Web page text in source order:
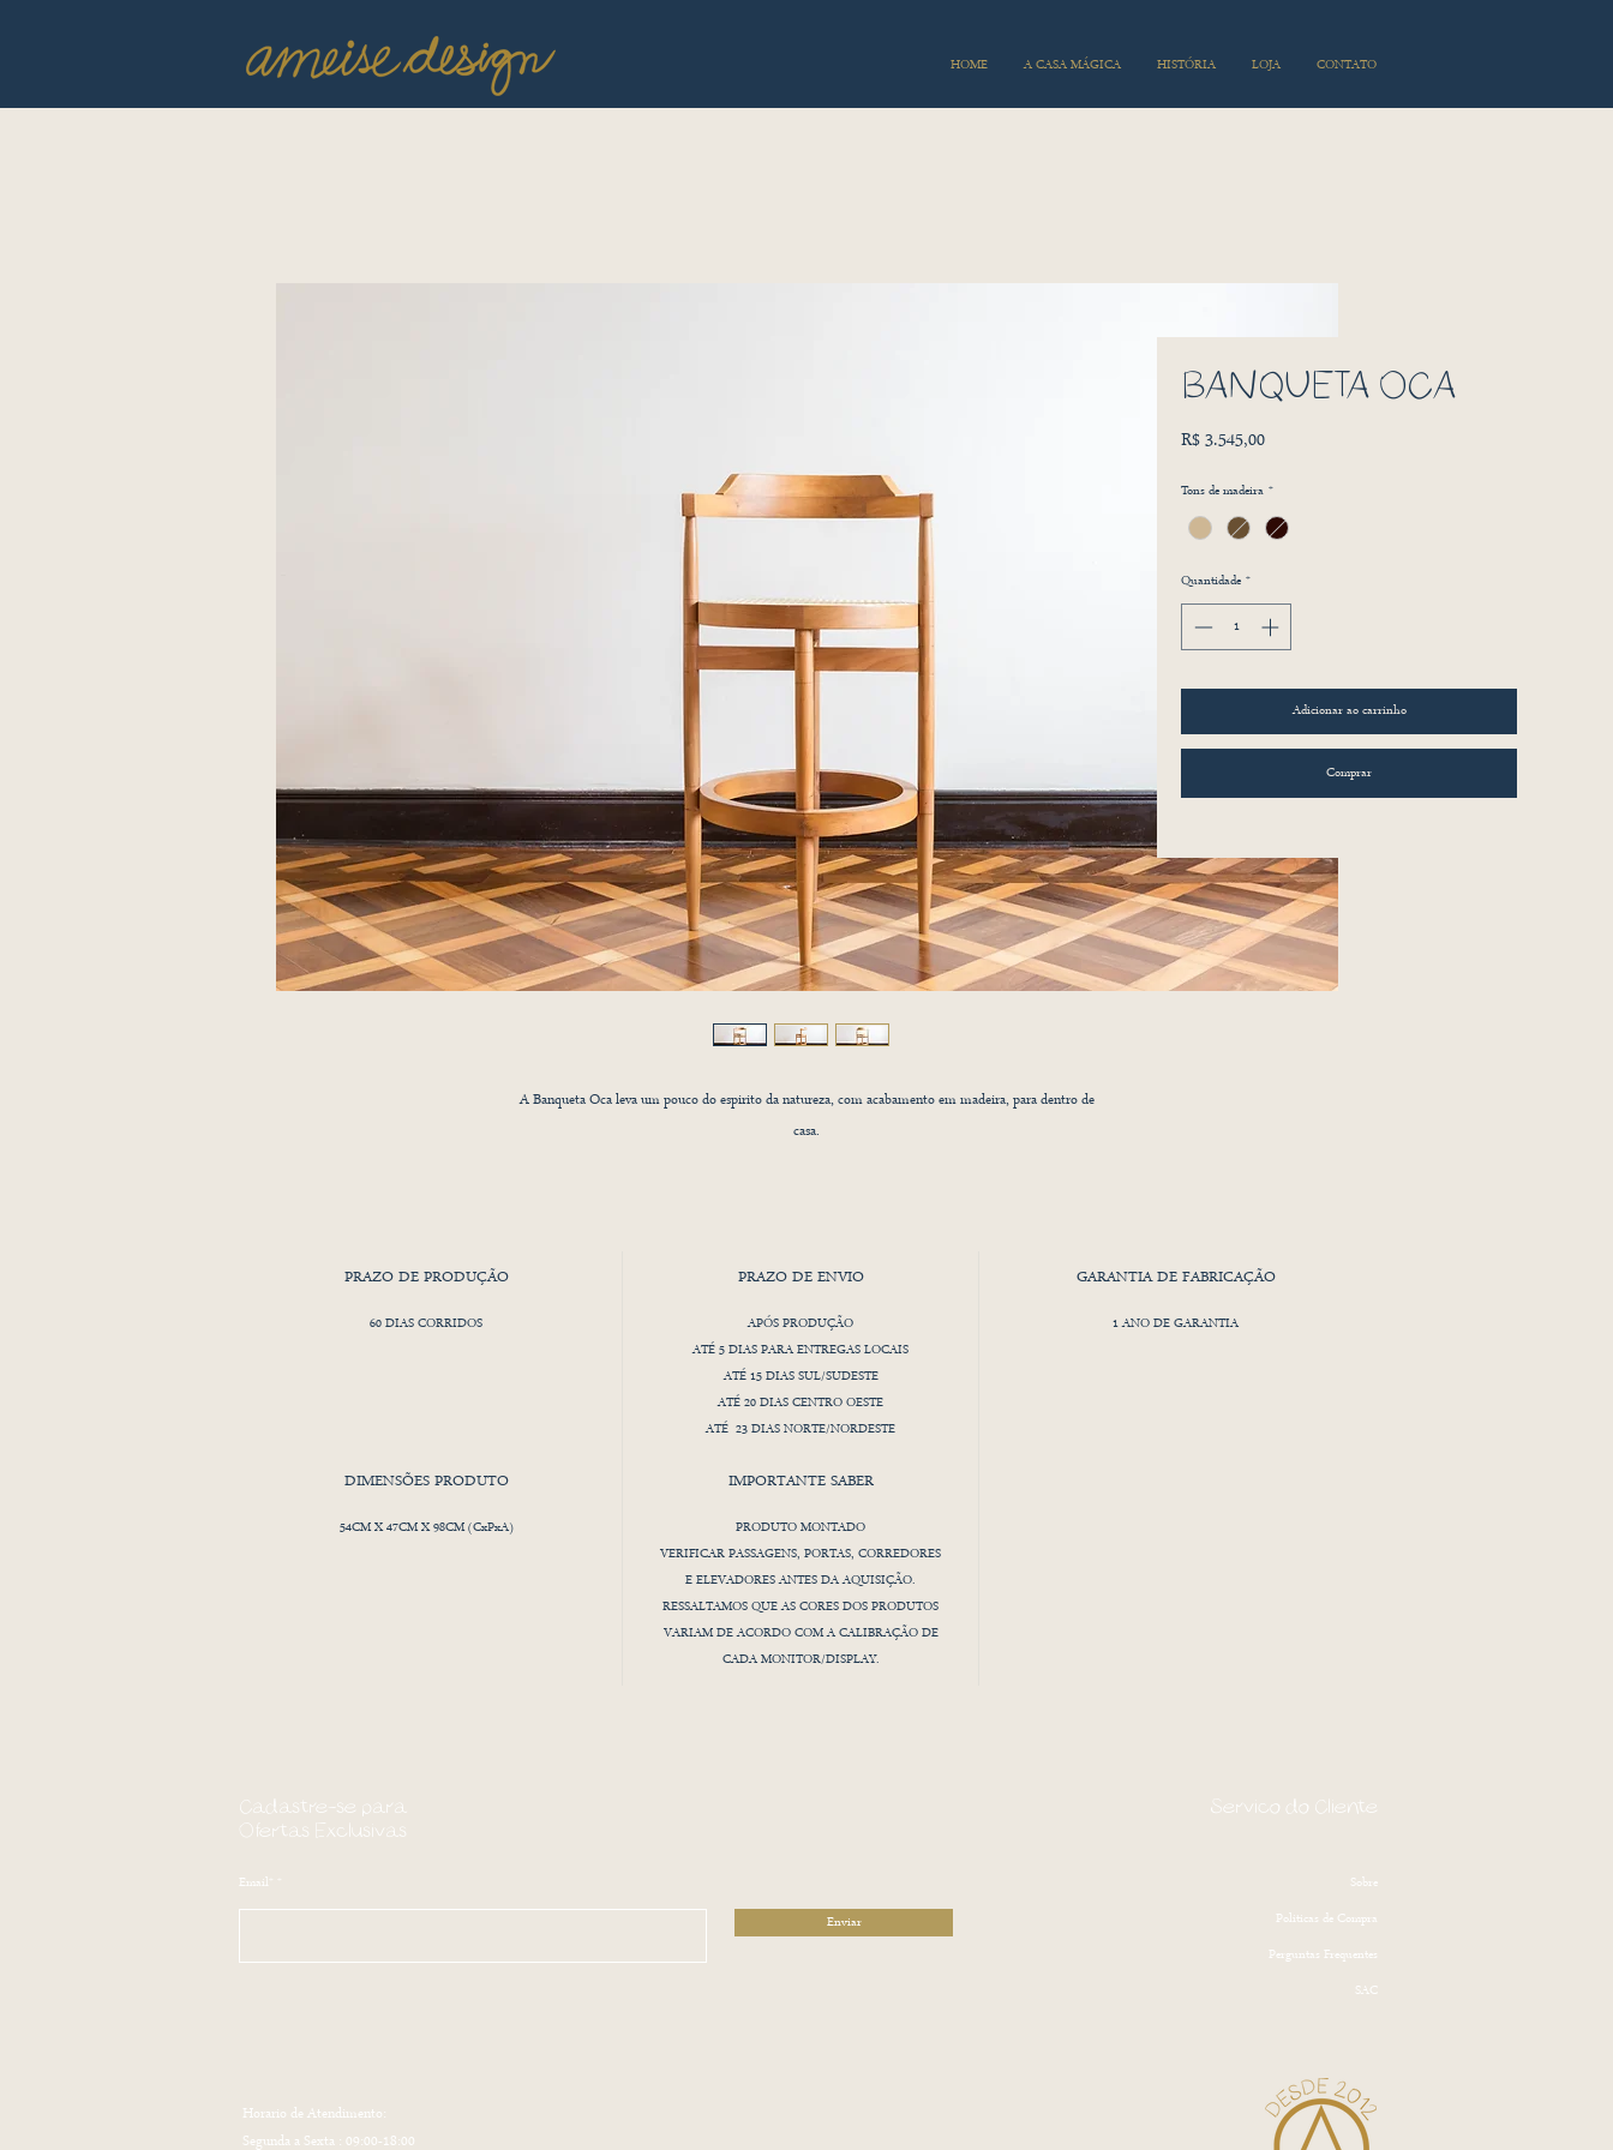
HOME A CASA MÁGICA HISTÓRIA LOJA CONTATO
BANQUETA OCA
R$ 3.545,00Preço
Tons de madeira *
Quantidade *
Adicionar ao carrinho
Comprar
A Banqueta Oca leva um pouco do espirito da natureza, com acabamento em madeira, para dentro de
casa.
Madeira de manejo sustentável com rastreio.
Desenho autoral registrado no INPI.
Orgulho de ser 100% Brasileiro!
PRAZO DE PRODUÇÃO
60 DIAS CORRIDOS
PRAZO DE ENVIO
APÓS PRODUÇÃO
ATÉ 5 DIAS PARA ENTREGAS LOCAIS
ATÉ 15 DIAS SUL/SUDESTE
ATÉ 20 DIAS CENTRO OESTE
ATÉ 23 DIAS NORTE/NORDESTE
GARANTIA DE FABRICAÇÃO
1 ANO DE GARANTIA
DIMENSÕES PRODUTO
54CM X 47CM X 98CM (CxPxA)
IMPORTANTE SABER
PRODUTO MONTADO
VERIFICAR PASSAGENS, PORTAS, CORREDORES
E ELEVADORES ANTES DA AQUISIÇÃO.
RESSALTAMOS QUE AS CORES DOS PRODUTOS
VARIAM DE ACORDO COM A CALIBRAÇÃO DE
CADA MONITOR/DISPLAY.
Cadastre-se para
Ofertas Exclusivas
Email*
Enviar
Serviço do Cliente
Sobre
Politicas de Compra
Perguntas Frequentes
SAC
Horario de Atendimento:
Segunda a Sexta : 09:00-18:00